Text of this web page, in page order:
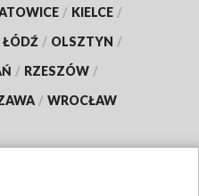
/ KIELCE /
ŁÓDŹ / OLSZTYN /
/ RZESZÓW /
/ WROCŁAW